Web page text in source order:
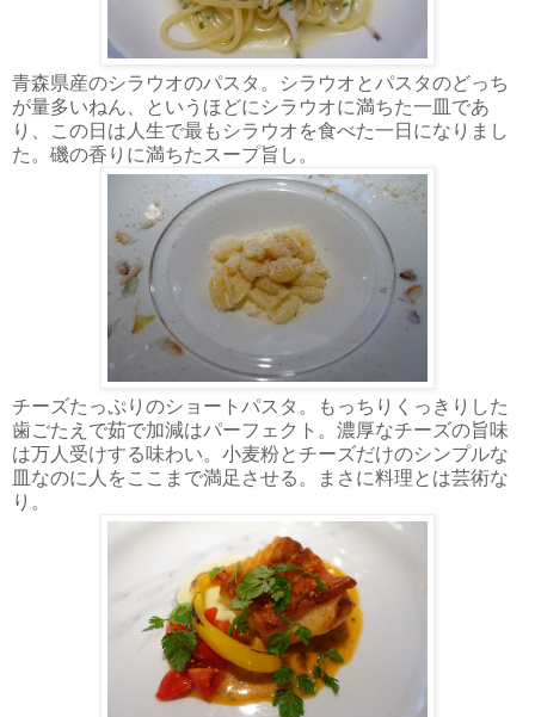
青森県産のシラウオのパスタ。シラウオとパスタのどっち
が量多いねん、というほどにシラウオに満ちた一皿であ
り、この日は人生で最もシラウオを食べた一日になりまし
た。磯の香りに満ちたスープ旨し。
チーズたっぷりのショートパスタ。もっちりくっきりした
歯ごたえで茹で加減はパーフェクト。濃厚なチーズの旨味
は万人受けする味わい。小麦粉とチーズだけのシンプルな
皿なのに人をここまで満足させる。まさに料理とは芸術な
り。